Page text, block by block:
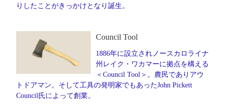
りしたことがきっかけとなり誕生。
Council Tool
1886年に設立されノースカロライナ
州レイク・ワカマーに拠点を構える
＜Council Tool＞。農民でありアウ
トドアマン。そして工具の発明家でもあったJohn Pickett
Council氏によって創業。